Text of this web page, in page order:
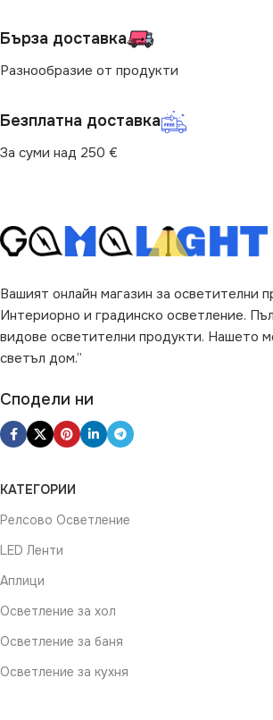
Бърза доставка
Разнообразие от продукти
Безплатна доставка
За суми над 250 €
Вашият онлайн магазин за осветителни
Интериорно и градинско осветление.
видове осветителни продукти. Нашето
светъл дом.”
Сподели ни
КАТЕГОРИИ
Релсово Осветление
LED Ленти
Аплици
Осветление за хол
Осветление за баня
Осветление за кухня